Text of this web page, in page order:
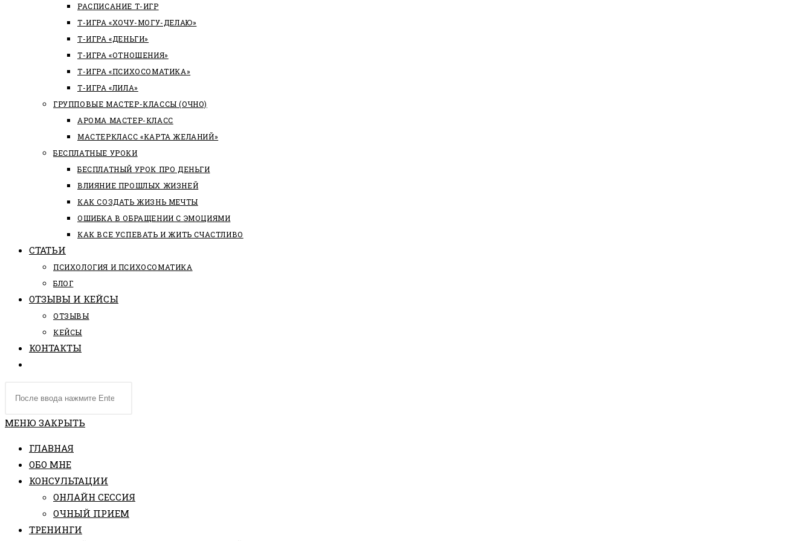
РАСПИСАНИЕ Т-ИГР
Т-ИГРА «ХОЧУ-МОГУ-ДЕЛАЮ»
Т-ИГРА «ДЕНЬГИ»
Т-ИГРА «ОТНОШЕНИЯ»
Т-ИГРА «ПСИХОСОМАТИКА»
Т-ИГРА «ЛИЛА»
ГРУППОВЫЕ МАСТЕР-КЛАССЫ (ОЧНО)
АРОМА МАСТЕР-КЛАСС
МАСТЕРКЛАСС «КАРТА ЖЕЛАНИЙ»
БЕСПЛАТНЫЕ УРОКИ
БЕСПЛАТНЫЙ УРОК ПРО ДЕНЬГИ
ВЛИЯНИЕ ПРОШЛЫХ ЖИЗНЕЙ
КАК СОЗДАТЬ ЖИЗНЬ МЕЧТЫ
ОШИБКА В ОБРАЩЕНИИ С ЭМОЦИЯМИ
КАК ВСЕ УСПЕВАТЬ И ЖИТЬ СЧАСТЛИВО
СТАТЬИ
ПCИХОЛОГИЯ И ПСИХОСОМАТИКА
БЛОГ
ОТЗЫВЫ И КЕЙСЫ
ОТЗЫВЫ
КЕЙСЫ
КОНТАКТЫ
ПО
САЙТУ
сайте
МЕНЮ ЗАКРЫТЬ
ГЛАВНАЯ
ОБО МНЕ
КОНСУЛЬТАЦИИ
ОНЛАЙН СЕССИЯ
ОЧНЫЙ ПРИЕМ
ТРЕНИНГИ